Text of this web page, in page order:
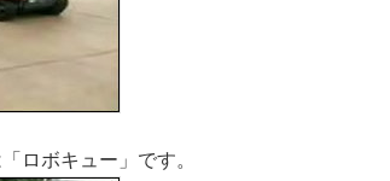
ロボキュー」です。